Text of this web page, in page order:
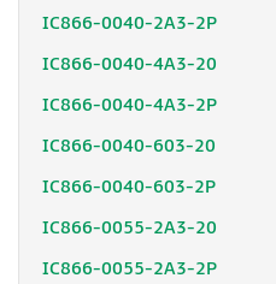
IC866-0040-2A3-2P
IC866-0040-4A3-20
IC866-0040-4A3-2P
IC866-0040-603-20
IC866-0040-603-2P
IC866-0055-2A3-20
IC866-0055-2A3-2P